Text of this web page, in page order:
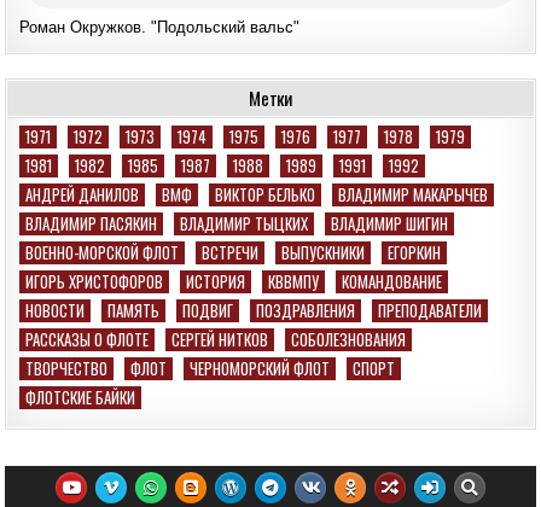
Роман Окружков. "Подольский вальс"
Метки
1971 1972 1973 1974 1975 1976 1977 1978
1979
1981
1982 1985 1987 1988 1989 1991
1992
АНДРЕЙ ДАНИЛОВ
ВМФ ВИКТОР БЕЛЬКО
ВЛАДИМИР МАКАРЫЧЕВ
ВЛАДИМИР ПАСЯКИН
ВЛАДИМИР ТЫЦКИХ
ВЛАДИМИР ШИГИН
ВОЕННО-МОРСКОЙ ФЛОТ
ВСТРЕЧИ ВЫПУСКНИКИ
ЕГОРКИН
ИГОРЬ ХРИСТОФОРОВ
ИСТОРИЯ КВВМПУ
КОМАНДОВАНИЕ
НОВОСТИ
ПАМЯТЬ ПОДВИГ ПОЗДРАВЛЕНИЯ
ПРЕПОДАВАТЕЛИ
РАССКАЗЫ О ФЛОТЕ
СЕРГЕЙ НИТКОВ
СОБОЛЕЗНОВАНИЯ
ТВОРЧЕСТВО
ФЛОТ ЧЕРНОМОРСКИЙ ФЛОТ
СПОРТ
ФЛОТСКИЕ БАЙКИ